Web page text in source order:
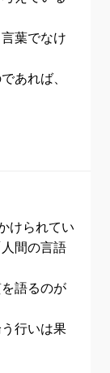
葉でなけ
あれば、
けられてい
間の言語
語るのが
行いは果